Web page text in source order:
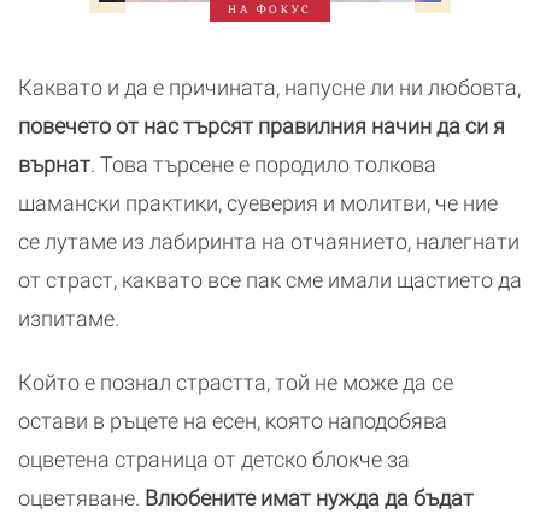
НА ФОКУС
Каквато и да е причината, напусне ли ни любовта,
повечето от нас търсят правилния начин да си я
върнат. Това търсене е породило толкова
шамански практики, суеверия и молитви, че ние
се лутаме из лабиринта на отчаянието, налегнати
от страст, каквато все пак сме имали щастието да
изпитаме.
Който е познал страстта, той не може да се
остави в ръцете на есен, която наподобява
оцветена страница от детско блокче за
оцветяване. Влюбените имат нужда да бъдат